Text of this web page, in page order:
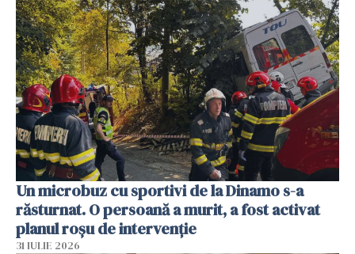
Un microbuz cu sportivi de la Dinamo s-a
răsturnat. O persoană a murit, a fost activat
planul roșu de intervenție
31 IULIE 2026